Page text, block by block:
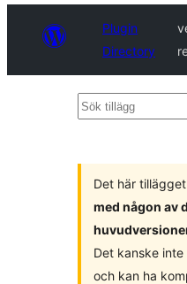
Plugin
Directory
Sök
Det här tillägget
med någon av
Det kanske
och kan ha